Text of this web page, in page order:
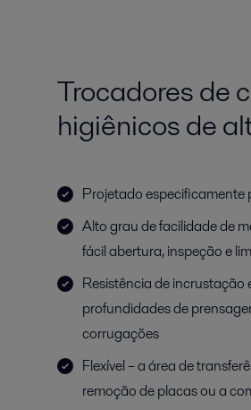
Trocadores de
higiênicos de
Projetado especificamente
Alto grau de facilidade de
fácil abertura, inspeção e
Resistência de incrustação
profundidades de
corrugações
Flexível – a área de
remoção de placas ou a